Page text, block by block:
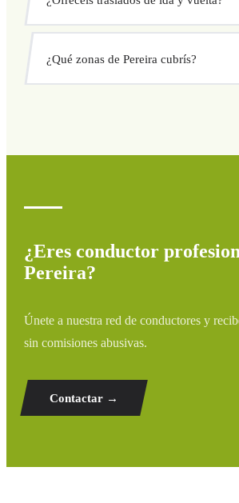
cerrado antes de salir. Sin cargos ocultos ni
Consulta tu precio al instante en el
directamente desde nuestro sistema de
¿Qué zonas de Pereira cubrís?
¿Eres conductor
Pereira?
Únete a nuestra red de conductores y
sin comisiones abusivas.
Contactar →